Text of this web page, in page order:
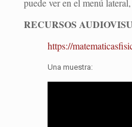
puede ver en el menú
RECURSOS
https://
Una muestra: